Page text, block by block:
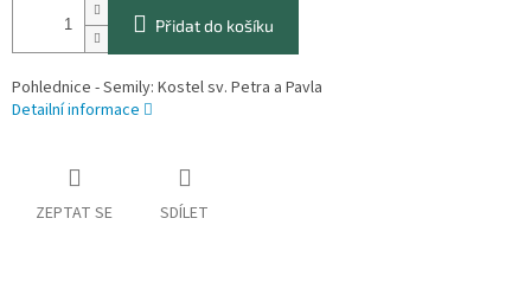
Přidat do košíku
Pohlednice - Semily: Kostel sv. Petra a Pavla
Detailní informace
ZEPTAT SE SDÍLET